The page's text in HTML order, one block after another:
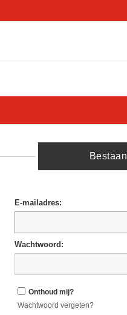
E-mailadres:
Wachtwoord:
Onthoud mij?
Wachtwoord vergeten?